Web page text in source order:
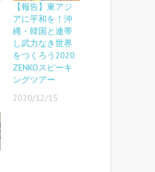
【報告】東アジ
アに平和を！沖
縄・韓国と連帯
し武力なき世界
をつくろう2020
ZENKOスピーキ
ングツアー
2020/12/15